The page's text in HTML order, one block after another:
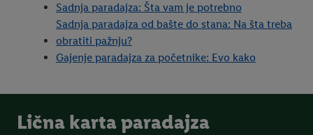
Sadnja paradajza: Šta vam je potrebno
Sadnja paradajza od bašte do stana: Na šta treba
obratiti pažnju?
Gajenje paradajza za početnike: Evo kako
Lična karta paradajza